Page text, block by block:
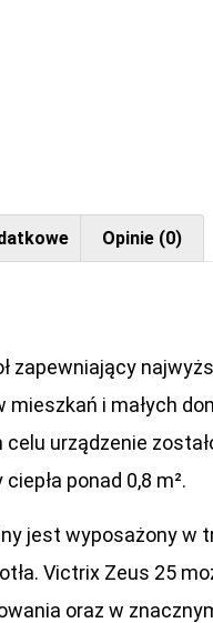
Opinie (0)
zapewniający
i małych
celu urządzenie
ponad 0,8 m².
jest wyposażony w
Victrix Zeus 25
oraz w